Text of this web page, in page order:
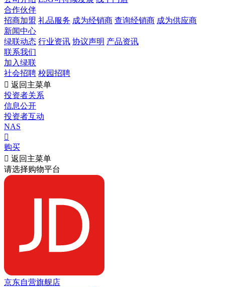
合作伙伴
招商加盟 礼品服务 成为经销商 查询经销商 成为供应商
新闻中心
绿联动态 行业资讯 协议声明 产品资讯
联系我们
加入绿联
社会招聘 校园招聘
 返回主菜单
投资者关系
信息公开
投资者互动
NAS

购买
 返回主菜单
请选择购物平台
京东自营旗舰店